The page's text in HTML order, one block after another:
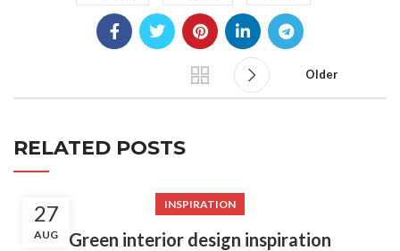
Older
RELATED POSTS
27
AUG
INSPIRATION
Green interior design inspiration